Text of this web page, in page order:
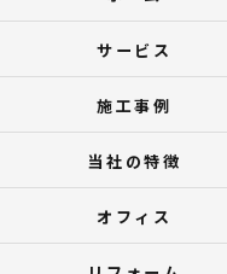
サービス
施工事例
当社の特徴
オフィス